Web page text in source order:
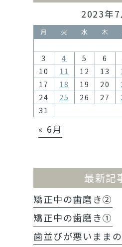
2023年7
月 火 水 木
3
4 5 6
10
11 12 13
17
18 19 20
24
25 26 27
31
« 6月
最新記
矯正中の歯磨き②
矯正中の歯磨き①
歯並びが悪いまま